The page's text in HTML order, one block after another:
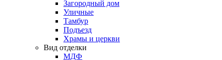
Загородный дом
Уличные
Тамбур
Подъезд
Храмы и церкви
Вид отделки
МДФ